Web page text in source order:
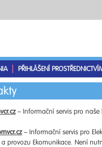
PŘIHLÁŠENÍ
– Informační servis pro naše
– Informační servis pro
provozu Ekomunikace. Není